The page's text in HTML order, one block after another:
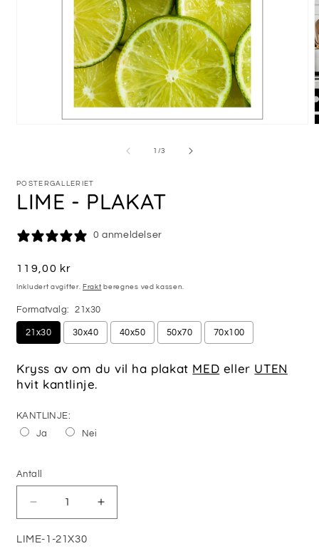
1 /av
3
POSTERGALLERIET
LIME - PLAKAT
0 anmeldelser
Vanlig
pris
119,00 kr
Inkludert avgifter. Frakt beregnes ved kassen.
Formatvalg: 21x30
21x30 30x40 40x50 50x70 70x100
Kryss av om du vil ha plakat MED eller UTEN
hvit kantlinje.
KANTLINJE:
Ja
Nei
Selection will add
Antall
Antall
antallet
for
Øk
antallet
LIME-1-21X30